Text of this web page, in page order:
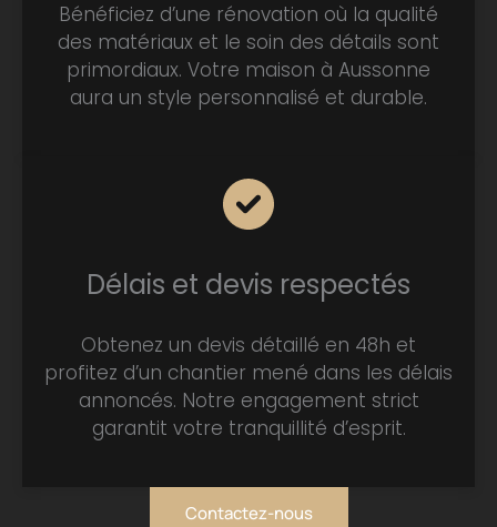
Bénéficiez d’une rénovation où la qualité
des matériaux et le soin des détails sont
primordiaux. Votre maison à Aussonne
aura un style personnalisé et durable.
Délais et devis respectés
Obtenez un devis détaillé en 48h et
profitez d’un chantier mené dans les délais
annoncés. Notre engagement strict
garantit votre tranquillité d’esprit.
Contactez-nous